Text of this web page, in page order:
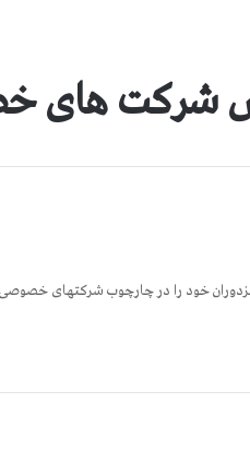
شرکت های
خود را در چارچوب شرکتهای